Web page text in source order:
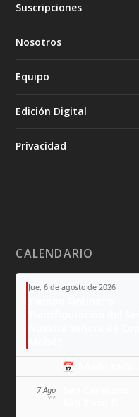
Suscripciones
Nosotros
Equipo
Edición Digital
Privacidad
CALENDARIO
Jue, 6 de agosto de 2026
📅 Añade todo
7 Ago
VIE